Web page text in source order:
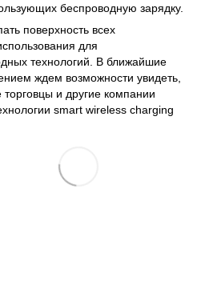
беспроводную зарядку.
поверхность всех
для
технологий. В ближайшие
ждем возможности увидеть,
и другие компании
smart wireless charging